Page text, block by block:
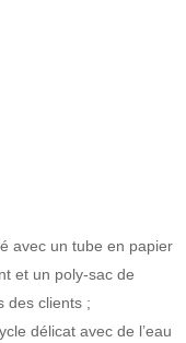
avec un tube en papier
et un poly-sac de
des clients ;
délicat avec de l’eau